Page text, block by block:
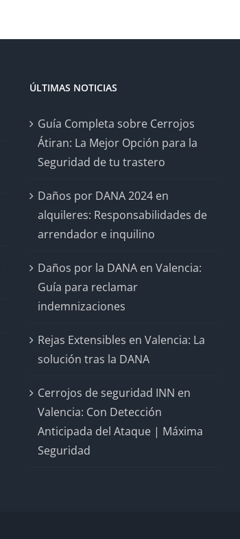
ÚLTIMAS NOTICIAS
Guía Completa sobre Cerrojos
Átiran: La Mejor Opción para la
Seguridad de tu trastero
Daños por DANA 2024 en
alquileres: Responsabilidades de
arrendador e inquilino
Daños por la DANA en Valencia:
Guía para reclamar
indemnizaciones
Rejas Extensibles en Valencia: La
solución tras la DANA
Cerrojos de seguridad INN en
Valencia: Con Detección
Anticipada del Ataque | Máxima
Seguridad